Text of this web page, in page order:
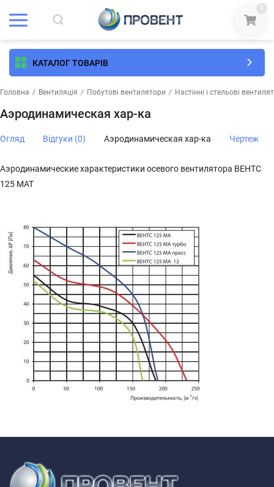
0
КАТАЛОГ ТОВАРІВ
Головна / Вентиляція / Побутові вентилятори / Настінні і стельові
Аэродинамическая хар-ка
Огляд Відгуки (0) Аэродинамическая хар-ка Чертеж
Аэродинамические характеристики осевого вентилятора ВЕНТС
125 МАТ